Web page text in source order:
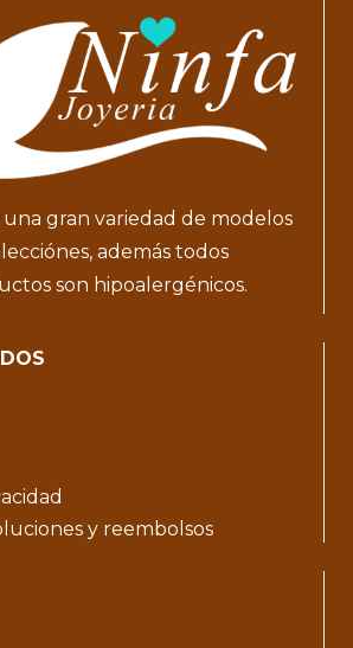
gran variedad de modelos
además todos
son hipoalergénicos.
y reembolsos